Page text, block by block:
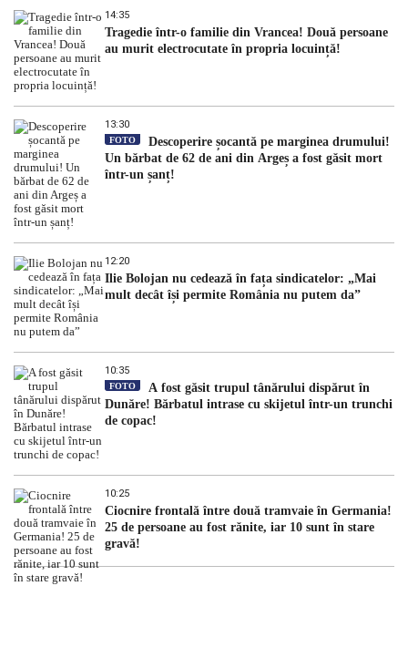
14:35
Tragedie într-o familie din Vrancea! Două persoane
au murit electrocutate în propria locuință!
13:30
FOTO
Descoperire șocantă pe marginea drumului!
Un bărbat de 62 de ani din Argeș a fost găsit mort
într-un șanț!
12:20
Ilie Bolojan nu cedează în fața sindicatelor: „Mai
mult decât își permite România nu putem da”
10:35
FOTO
A fost găsit trupul tânărului dispărut în
Dunăre! Bărbatul intrase cu skijetul într-un trunchi
de copac!
10:25
Ciocnire frontală între două tramvaie în Germania!
25 de persoane au fost rănite, iar 10 sunt în stare
gravă!